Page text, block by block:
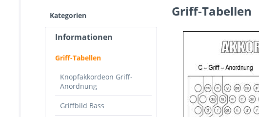
Kategorien
Informationen
Griff-Tabellen
Knopfakkordeon Griff-
Anordnung
Griffbild Bass
Griff-Tabellen